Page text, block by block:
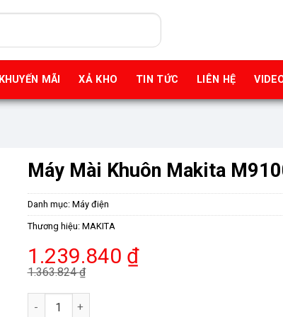
KHUYẾN MÃI XẢ KHO TIN TỨC LIÊN HỆ
Máy Mài Khuôn Makita
Danh mục: Máy điện
Thương hiệu: MAKITA
1.363.824₫
Giá
gốc
là:
1.239.840 ₫
Giá
hiện
tại
Máy Mài Khuôn Makita M9100B (6mm) số lượng